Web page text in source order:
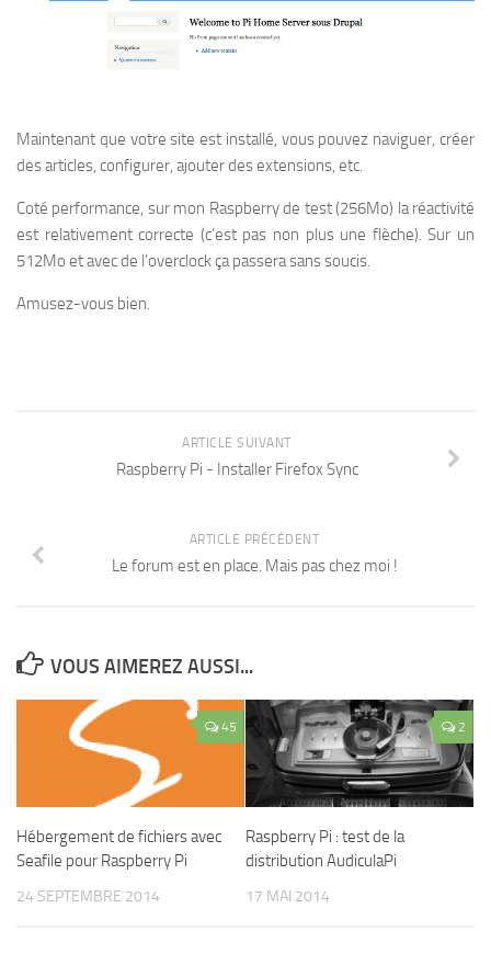
Maintenant que votre site est installé, vous pouvez naviguer, créer
des articles, configurer, ajouter des extensions, etc.
Coté performance, sur mon Raspberry de test (256Mo) la réactivité
est relativement correcte (c’est pas non plus une flèche). Sur un
512Mo et avec de l’overclock ça passera sans soucis.
Amusez-vous bien.
ARTICLE SUIVANT
Raspberry Pi - Installer Firefox Sync
ARTICLE PRÉCÉDENT
Le forum est en place. Mais pas chez moi !
VOUS AIMEREZ AUSSI...
45
Hébergement de fichiers avec
Seafile pour Raspberry Pi
24 SEPTEMBRE 2014
2
Raspberry Pi : test de la
distribution AudiculaPi
17 MAI 2014